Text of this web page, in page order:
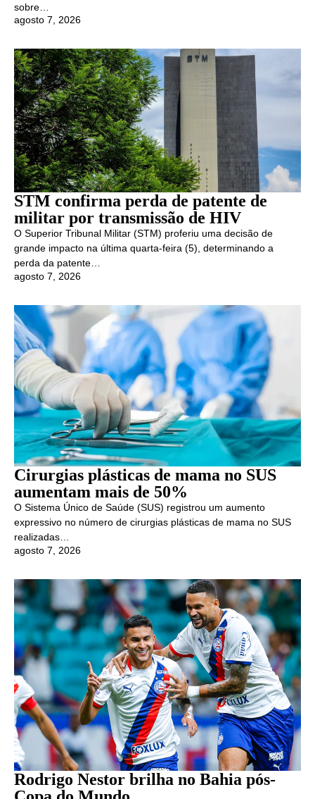
sobre…
agosto 7, 2026
STM confirma perda de patente de
militar por transmissão de HIV
O Superior Tribunal Militar (STM) proferiu uma decisão de
grande impacto na última quarta-feira (5), determinando a
perda da patente…
agosto 7, 2026
Cirurgias plásticas de mama no SUS
aumentam mais de 50%
O Sistema Único de Saúde (SUS) registrou um aumento
expressivo no número de cirurgias plásticas de mama no SUS
realizadas…
agosto 7, 2026
Rodrigo Nestor brilha no Bahia pós-